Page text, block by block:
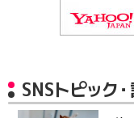
SNSトピック